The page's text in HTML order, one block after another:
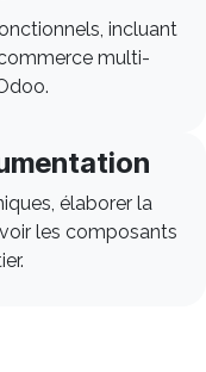
incluant
multi-
élaborer la
les composants